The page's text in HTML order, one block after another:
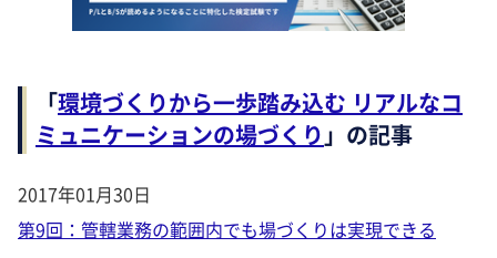
「環境づくりから一歩踏み込む リアルなコ
ミュニケーションの場づくり」の記事
2017年01月30日
第9回：管轄業務の範囲内でも場づくりは実現できる